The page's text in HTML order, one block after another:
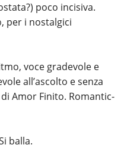
poco incisiva.
per i nostalgici
voce gradevole e
all’ascolto e senza
Amor Finito. Romantic-
balla.